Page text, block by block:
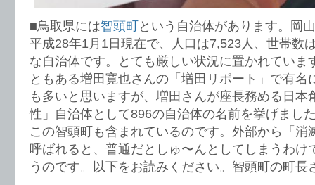
■鳥取県には智頭町 という自治体があります。岡
平成28年1月1日現在で、人口は7,523人、世帯数
な自治体です。とても厳しい状況に置かれていま
ともある増田寛也さんの「増田リポート」で有名
も多いと思いますが、増田さんが座長務める日本
性」自治体として896の自治体の名前を挙げまし
この智頭町も含まれているのです。外部から「消
呼ばれると、普通だとしゅ〜んとしてしまうわけ
うのです。以下をお読みください。智頭町の町長